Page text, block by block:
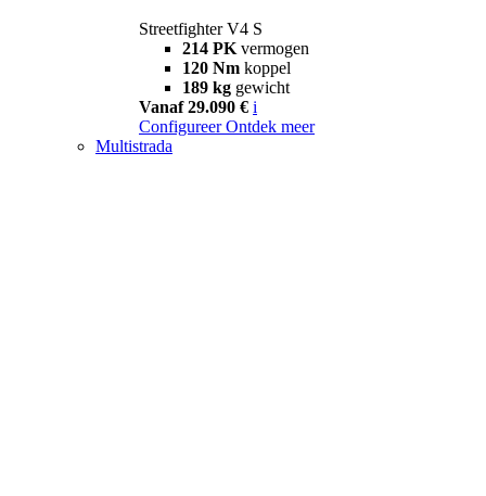
Streetfighter V4 S
214 PK vermogen
120 Nm koppel
189 kg gewicht
Vanaf 29.090 € i
Configureer Ontdek meer
Multistrada